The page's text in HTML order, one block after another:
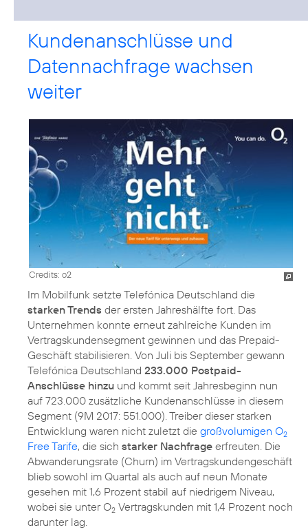
Kundenanschlüsse und
Datennachfrage wachsen
weiter
Credits: o2
Im Mobilfunk setzte Telefónica Deutschland die
starken Trends der ersten Jahreshälfte fort. Das
Unternehmen konnte erneut zahlreiche Kunden im
Vertragskundensegment gewinnen und das Prepaid-
Geschäft stabilisieren. Von Juli bis September gewann
Telefónica Deutschland 233.000 Postpaid-
Anschlüsse hinzu und kommt seit Jahresbeginn nun
auf 723.000 zusätzliche Kundenanschlüsse in diesem
Segment (9M 2017: 551.000). Treiber dieser starken
Entwicklung waren nicht zuletzt die großvolumigen O2
Free Tarife, die sich starker Nachfrage erfreuten. Die
Abwanderungsrate (Churn) im Vertragskundengeschäft
blieb sowohl im Quartal als auch auf neun Monate
gesehen mit 1,6 Prozent stabil auf niedrigem Niveau,
wobei sie unter O2 Vertragskunden mit 1,4 Prozent noch
darunter lag.